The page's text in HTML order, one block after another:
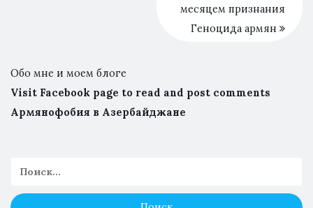
месяцем признания
Геноцида армян
Обо мне и моем блоге
Visit Facebook page to read and post comments
Армянофобия в Азербайджане